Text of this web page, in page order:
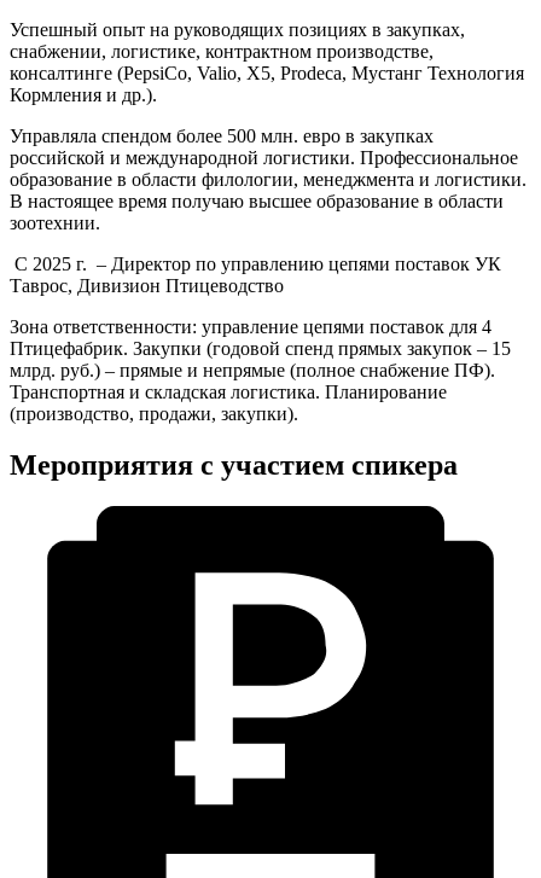
Успешный опыт на руководящих позициях в закупках,
снабжении, логистике, контрактном производстве,
консалтинге (PepsiCo, Valio, Х5, Prodeca, Мустанг Технология
Кормления и др.).
Управляла спендом более 500 млн. евро в закупках
российской и международной логистики. Профессиональное
образование в области филологии, менеджмента и логистики.
В настоящее время получаю высшее образование в области
зоотехнии.
С 2025 г. – Директор по управлению цепями поставок УК
Таврос, Дивизион Птицеводство
Зона ответственности: управление цепями поставок для 4
Птицефабрик. Закупки (годовой спенд прямых закупок – 15
млрд. руб.) – прямые и непрямые (полное снабжение ПФ).
Транспортная и складская логистика. Планирование
(производство, продажи, закупки).
Мероприятия с участием спикера